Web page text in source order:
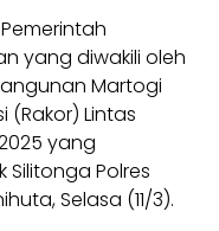
Pemerintah
yang diwakili oleh
Martogi
(Rakor) Lintas
yang
Silitonga Polres
Selasa (11/3).